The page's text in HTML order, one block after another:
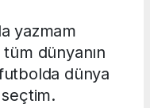
yazmam
dünyanın
dünya
seçtim.